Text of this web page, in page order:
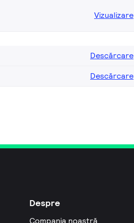
Vizualizare
Descărcare
Descărcare
Despre
Compania noastră